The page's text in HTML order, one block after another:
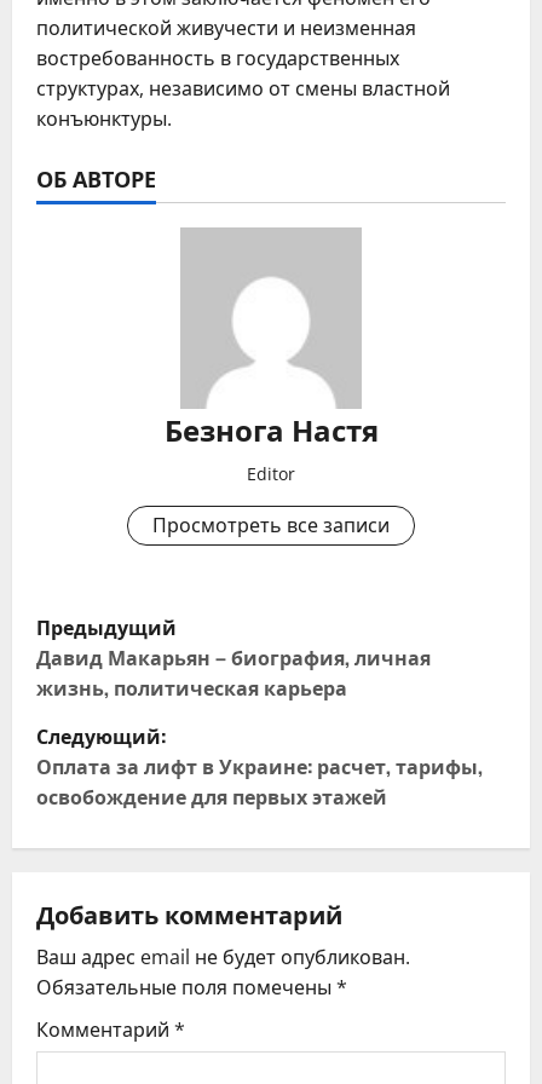
политической живучести и неизменная
востребованность в государственных
структурах, независимо от смены властной
конъюнктуры.
ОБ АВТОРЕ
Безнога Настя
Editor
Просмотреть все записи
Н
а
в
и
г
ц
и
я
Предыдущий
Давид Макарьян – биография, личная
жизнь, политическая карьера
Следующий:
Оплата за лифт в Украине: расчет, тарифы,
освобождение для первых этажей
Добавить комментарий
Ваш адрес email не будет опубликован.
Обязательные поля помечены *
Комментарий *